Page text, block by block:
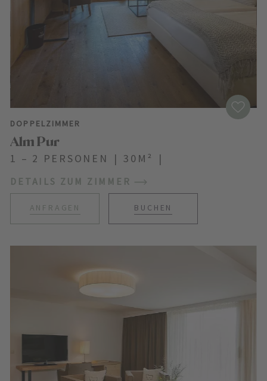
DOPPELZIMMER
Alm Pur
1 – 2 PERSONEN | 30M² |
DETAILS ZUM ZIMMER
ANFRAGEN BUCHEN